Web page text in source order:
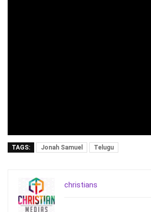
TAGS: Jonah Samuel Telugu
christians